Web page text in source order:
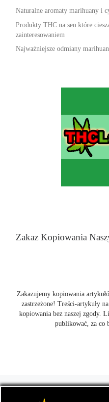
Naturalne aromaty marihuany i
Produkty THC na sen które
zainteresowaniem
Najważniejsze odmiany
Zakaz Kopiowania
Zakazujemy kopiowania
zastrzeżone! Treści-artykuły
kopiowania bez naszej zgody.
publikować, za co